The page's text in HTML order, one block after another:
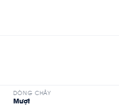
DÒNG CHẢY
Mượt